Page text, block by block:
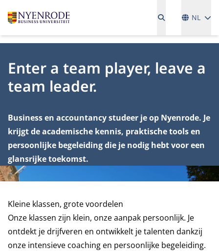
NL
Enter a team player, leave a
team leader.
Business en accountancy studeer je op Nyenrode. Je
krijgt de academische kennis, praktische tools en
persoonlijke begeleiding die je nodig hebt voor een
glansrijke toekomst.
Kleine klassen, grote voordelen
Onze klassen zijn klein, onze aanpak persoonlijk. Je
ontdekt je drijfveren en ontwikkelt je talenten dankzij
onze intensieve coaching en persoonlijke begeleiding.